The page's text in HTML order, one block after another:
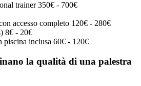
trainer 350€ - 700€
accesso completo 120€ - 280€
8€ - 20€
piscina inclusa 60€ - 120€
la qualità di una palestra